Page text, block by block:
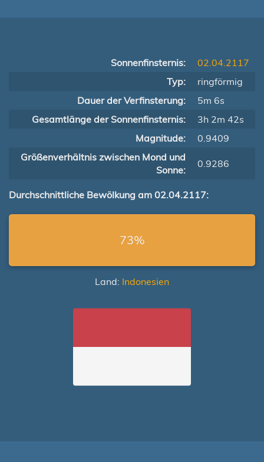
Sonnenfinsternis:
02.04.2117
Typ:
ringförmig
Dauer der Verfinsterung:
5m 6s
Gesamtlänge der Sonnenfinsternis:
3h 2m 42s
Magnitude:
0.9409
Größenverhältnis zwischen Mond und
Sonne:
0.9286
Durchschnittliche Bewölkung am 02.04.2117:
73%
Land: Indonesien